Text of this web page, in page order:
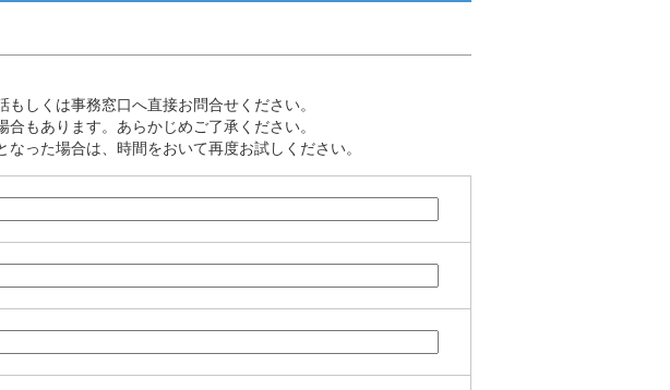
しくは事務窓口へ直接お問合せください。
もあります。あらかじめご了承ください。
った場合は、時間をおいて再度お試しください。